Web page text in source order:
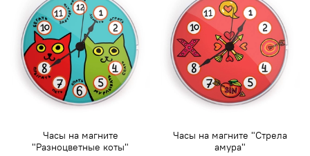
Часы на магните
"Разноцветные коты"
Часы на магните "Стрела
амура"